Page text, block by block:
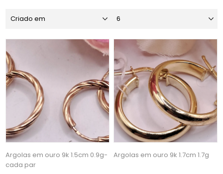
Argolas em ouro 9k 1.5cm 0.9g-
cada par
Argolas em ouro 9k 1.7cm 1.7g